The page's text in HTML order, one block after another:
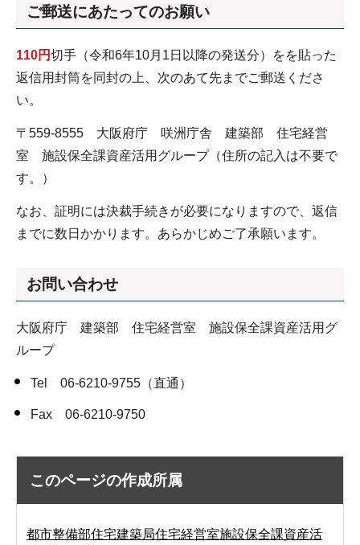
ご郵送にあたってのお願い
110円切手（令和6年10月1日以降の発送分）をを貼った
返信用封筒を同封の上、次のあて先までご郵送くださ
い。
〒559-8555 大阪府庁 咲洲庁舎 建築部 住宅経営
室 施設保全課資産活用グループ（住所の記入は不要で
す。）
なお、証明には決裁手続きが必要になりますので、返信
までに数日かかります。あらかじめご了承願います。
お問い合わせ
大阪府庁 建築部 住宅経営室 施設保全課資産活用グ
ループ
Tel 06-6210-9755（直通）
Fax 06-6210-9750
このページの作成所属
都市整備部住宅建築局住宅経営室施設保全課資産活